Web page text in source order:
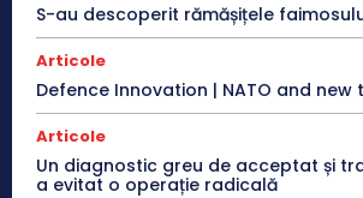
S-au descoperit rămășițele
Articole
Defence Innovation | NATO and new
Articole
Un diagnostic greu de acceptat și
a evitat o operație radicală